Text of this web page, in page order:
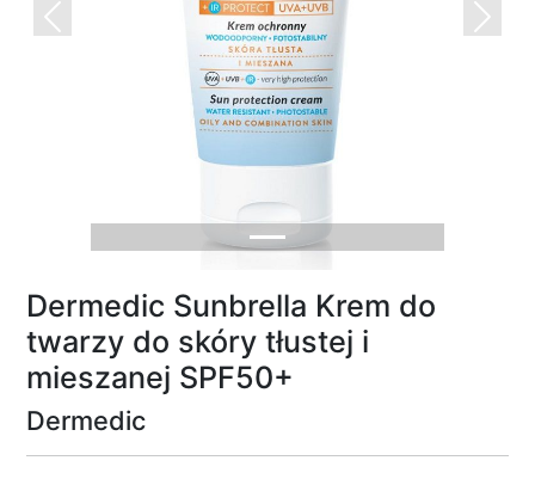
Previous Next
Dermedic Sunbrella Krem do
twarzy do skóry tłustej i
mieszanej SPF50+
Dermedic